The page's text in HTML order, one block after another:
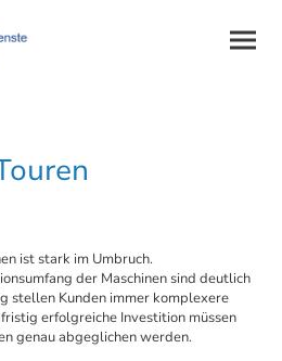
ist stark im Umbruch.
der Maschinen sind deutlich
stellen Kunden immer komplexere
erfolgreiche Investition müssen
genau abgeglichen werden.